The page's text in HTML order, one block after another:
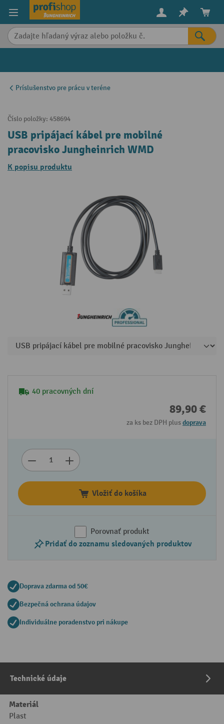
content
Príslušenstvo pre prácu v teréne
Číslo položky: 458694
USB pripájací kábel pre mobilné
pracovisko Jungheinrich WMD
K popisu produktu
40 pracovných dní
89,90 €
za ks bez DPH plusdoprava
Vložiť do košíka
Porovnať produkt
Pridať do zoznamu sledovaných produktov
Doprava zdarma od 50€
Bezpečná ochrana údajov
Individuálne poradenstvo pri nákupe
Technické údaje
Materiál
Plast